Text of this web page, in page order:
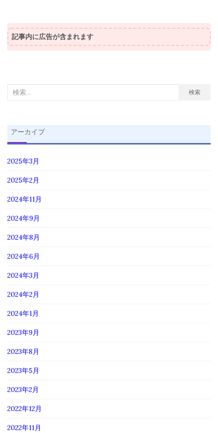
記事内に広告が含まれます
検
象:
検索
アーカイブ
2025年3月
2025年2月
2024年11月
2024年9月
2024年8月
2024年6月
2024年3月
2024年2月
2024年1月
2023年9月
2023年8月
2023年5月
2023年2月
2022年12月
2022年11月